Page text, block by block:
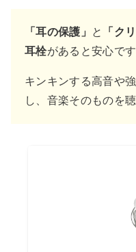
「耳の保護」 と 「ク
耳栓があると安心です
キンキンする高音や
し、音楽そのものを